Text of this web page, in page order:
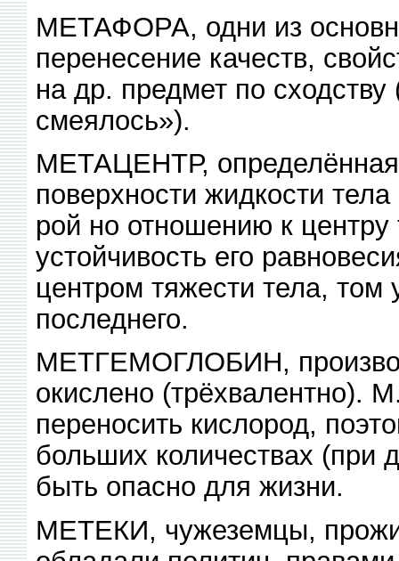
МЕТАФОРА, одни из
перенесение качеств,
на др. предмет по
смеялось»).
МЕТАЦЕНТР,
поверхности жидкости
рой но отношению к центру
устойчивость его
центром тяжести тела, том
последнего.
МЕТГЕМОГЛОБИН,
окислено (трёхвалентно).
переносить кислород,
больших количествах (при
быть опасно для жизни.
МЕТЕКИ, чужеземцы,